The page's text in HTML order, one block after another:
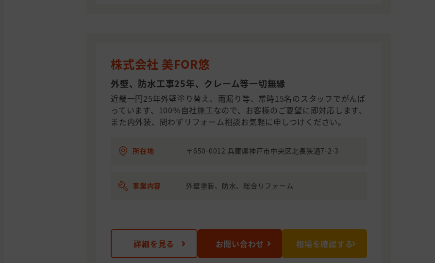
株式会社 美FOR悠
外壁、防水工事25年、クレーム等一切無縁
近畿一円25年外壁塗り替え、雨漏り等、常時15名のスタッフでがんば
っています、100％自社施工なので、お客様のご要望に即対応します、
また内外装、問わずリフォーム相談お気軽に申しつけください。
所在地 〒650-0012 兵庫県神戸市中央区北長狭通7-2-3
事業内容 外壁塗装、防水、総合リフォーム
詳細を見る お問い合わせ 相場を確認する